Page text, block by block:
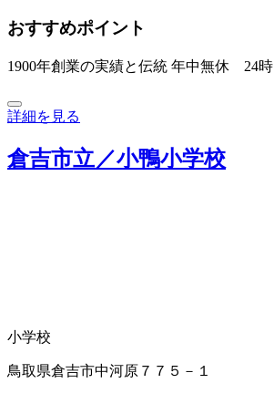
おすすめポイント
1900年創業の実績と伝統 年中無休 24
詳細を見る
倉吉市立／小鴨小学校
小学校
鳥取県倉吉市中河原７７５－１